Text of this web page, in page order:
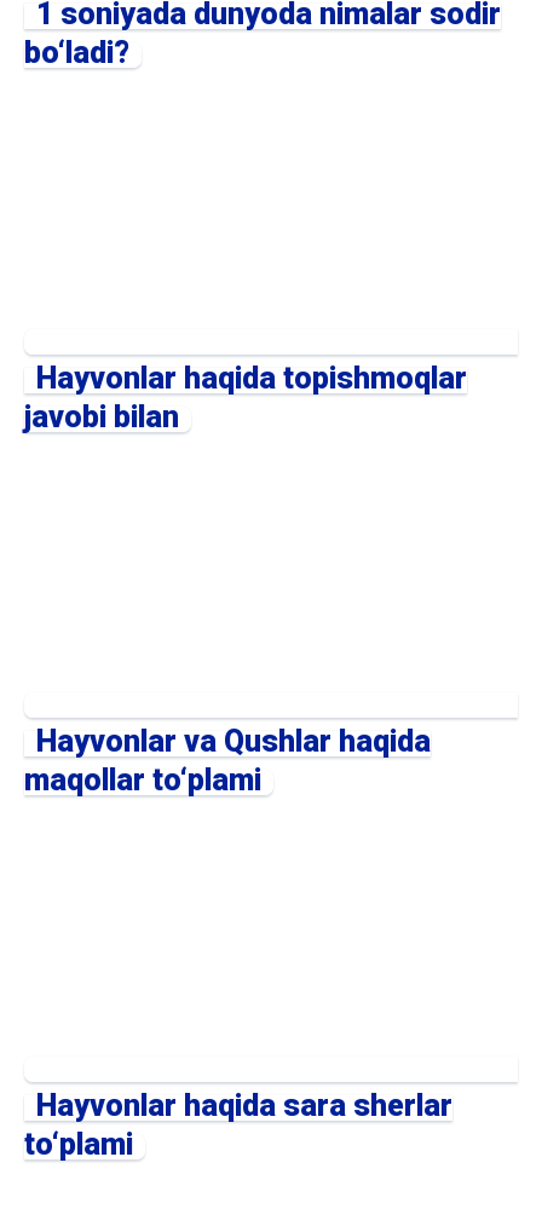
1 soniyada dunyoda nimalar sodir
bo‘ladi?
Hayvonlar haqida topishmoqlar
javobi bilan
Hayvonlar va Qushlar haqida
maqollar to‘plami
Hayvonlar haqida sara sherlar
to‘plami